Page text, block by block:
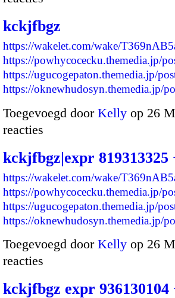
kckjfbgz
https://wakelet.com/wake/
https://powhycocecku.themedia.jp/
https://ugucogepaton.themedia.jp/
https://oknewhudosyn.themedia.jp/
Toegevoegd door Kelly op 26
reacties
kckjfbgz|expr 819313325
https://wakelet.com/wake/
https://powhycocecku.themedia.jp/
https://ugucogepaton.themedia.jp/
https://oknewhudosyn.themedia.jp/
Toegevoegd door Kelly op 26
reacties
kckjfbgz expr 936130104